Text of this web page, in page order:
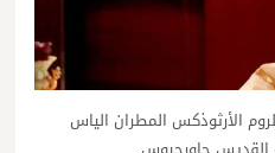
الأرثوذكس المطران الياس